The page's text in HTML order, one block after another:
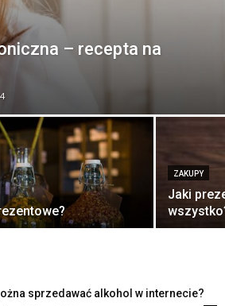
– recepta na
ZAKUPY
Jaki
sprzedawać alkohol w internecie?